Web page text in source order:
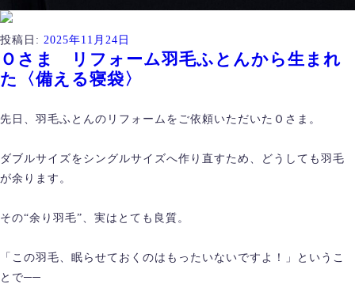
投稿日: 2025年11月24日
Ｏさま リフォーム羽毛ふとんから生まれ
た〈備える寝袋〉
先日、羽毛ふとんのリフォームをご依頼いただいたＯさま。
ダブルサイズをシングルサイズへ作り直すため、どうしても羽毛
が余ります。
その“余り羽毛”、実はとても良質。
「この羽毛、眠らせておくのはもったいないですよ！」というこ
とで──